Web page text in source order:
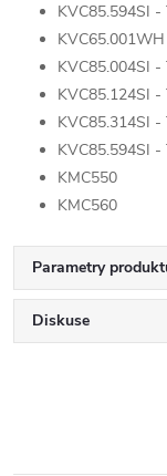
KVC85.594SI -
KVC85.004SI -
KVC85.124SI -
KVC85.314SI -
KVC85.594SI -
KMC550
KMC560
Parametry
Diskuse